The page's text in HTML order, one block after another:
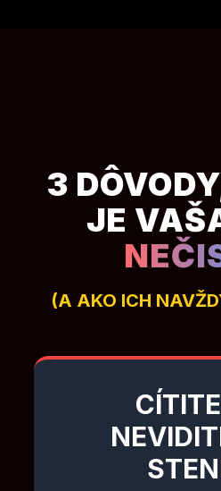
3
JE
(A AKO ICH